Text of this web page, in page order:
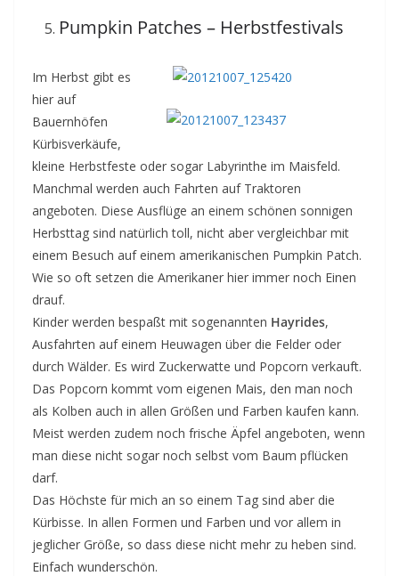
Pumpkin Patches – Herbstfestivals
Im Herbst gibt es
hier auf
Bauernhöfen
Kürbisverkäufe,
kleine Herbstfeste oder sogar Labyrinthe im Maisfeld.
Manchmal werden auch Fahrten auf Traktoren
angeboten. Diese Ausflüge an einem schönen sonnigen
Herbsttag sind natürlich toll, nicht aber vergleichbar mit
einem Besuch auf einem amerikanischen Pumpkin Patch.
Wie so oft setzen die Amerikaner hier immer noch Einen
drauf.
Kinder werden bespaßt mit sogenannten Hayrides,
Ausfahrten auf einem Heuwagen über die Felder oder
durch Wälder. Es wird Zuckerwatte und Popcorn verkauft.
Das Popcorn kommt vom eigenen Mais, den man noch
als Kolben auch in allen Größen und Farben kaufen kann.
Meist werden zudem noch frische Äpfel angeboten, wenn
man diese nicht sogar noch selbst vom Baum pflücken
darf.
Das Höchste für mich an so einem Tag sind aber die
Kürbisse. In allen Formen und Farben und vor allem in
jeglicher Größe, so dass diese nicht mehr zu heben sind.
Einfach wunderschön.